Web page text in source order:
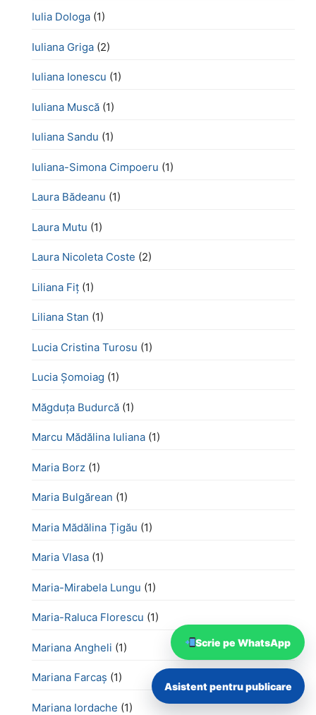
Iulia Dologa (1)
Iuliana Griga (2)
Iuliana Ionescu (1)
Iuliana Muscă (1)
Iuliana Sandu (1)
Iuliana-Simona Cimpoeru (1)
Laura Bădeanu (1)
Laura Mutu (1)
Laura Nicoleta Coste (2)
Liliana Fiț (1)
Liliana Stan (1)
Lucia Cristina Turosu (1)
Lucia Șomoiag (1)
Măgduța Budurcă (1)
Marcu Mădălina Iuliana (1)
Maria Borz (1)
Maria Bulgărean (1)
Maria Mădălina Țigău (1)
Maria Vlasa (1)
Maria-Mirabela Lungu (1)
Maria-Raluca Florescu (1)
Mariana Angheli (1)
Mariana Farcaș (1)
Mariana Iordache (1)
Scrie pe WhatsApp
Asistent pentru publicare